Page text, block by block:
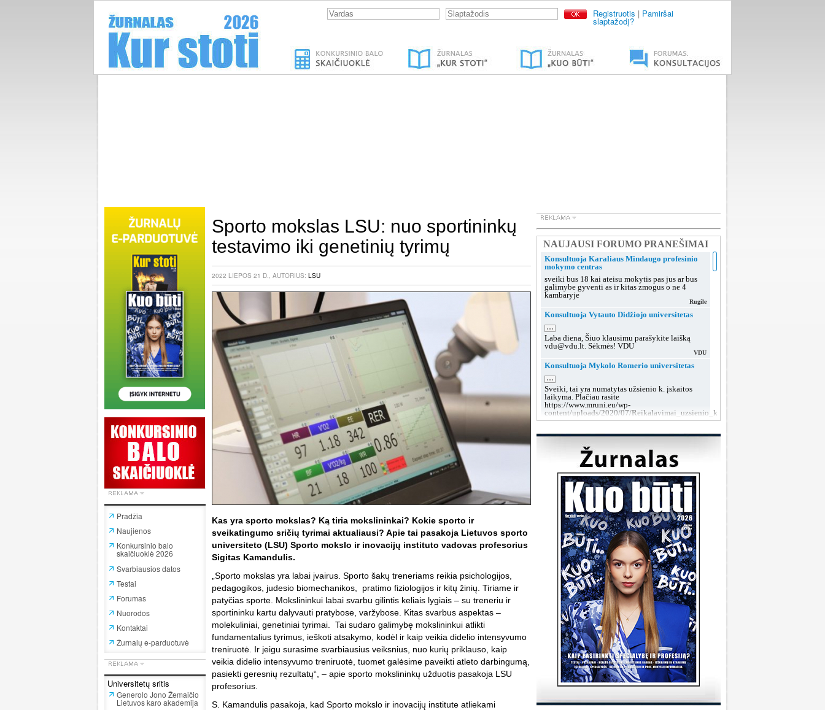
Registruotis | Pamiršai
slaptažodį?
Pradžia
Naujienos
Konkursinio balo
skaičiuoklė 2026
Svarbiausios datos
Testai
Forumas
Nuorodos
Kontaktai
Žurnalų e-parduotuvė
Universitetų sritis
Generolo Jono Žemaičio
Lietuvos karo akademija
Sporto mokslas LSU: nuo sportininkų
testavimo iki genetinių tyrimų
2022 LIEPOS 21 D., AUTORIUS: LSU
Kas yra sporto mokslas? Ką tiria mokslininkai? Kokie sporto ir
sveikatingumo sričių tyrimai aktualiausi? Apie tai pasakoja Lietuvos sporto
universiteto (LSU) Sporto mokslo ir inovacijų instituto vadovas profesorius
Sigitas Kamandulis.
„Sporto mokslas yra labai įvairus. Sporto šakų treneriams reikia psichologijos,
pedagogikos, judesio biomechanikos, pratimo fiziologijos ir kitų žinių. Tiriame ir
patyčias sporte. Mokslininkui labai svarbu gilintis keliais lygiais – su treneriu ir
sportininku kartu dalyvauti pratybose, varžybose. Kitas svarbus aspektas –
molekuliniai, genetiniai tyrimai. Tai sudaro galimybę mokslininkui atlikti
fundamentalius tyrimus, ieškoti atsakymo, kodėl ir kaip veikia didelio intensyvumo
treniruotė. Ir jeigu surasime svarbiausius veiksnius, nuo kurių priklauso, kaip
veikia didelio intensyvumo treniruotė, tuomet galėsime paveikti atleto darbingumą,
pasiekti geresnių rezultatų“, – apie sporto mokslininkų užduotis pasakoja LSU
profesorius.
S. Kamandulis pasakoja, kad Sporto mokslo ir inovacijų institute atliekami
Konsultuoja Karaliaus Mindaugo profesinio
mokymo centras
sveiki bus 18 kai ateisu mokytis pas jus ar bus
galimybe gyventi as ir kitas zmogus o ne 4
kambaryje
Rugile
Konsultuoja Vytauto Didžiojo universitetas
...
Laba diena, Šiuo klausimu parašykite laišką
vdu@vdu.lt. Sėkmės! VDU
VDU
Konsultuoja Mykolo Romerio universitetas
...
Sveiki, tai yra numatytas užsienio k. įskaitos
laikyma. Plačiau rasite
https://www.mruni.eu/wp-
content/uploads/2020/07/Reikalavimai_uzsienio_kalbos_iskaitai_2018.pdf
MRU konsultacijos
Konsultuoja Lietuvos sveikatos mokslų
Laba diena, tokiu klausimu rekomenduojame po
sutarties pasirašymo kreiptis į dekanatą prieš
grupių suformavimą arba teikti prašymą dėl
grupės keitimo, kai grupės jau bus aiškios.
LSMU SRT
Konsultuoja Klaipėdos valstybinė kolegija
Laba diena, taip, galite susisiekti su mumis šiais
kontaktais:
https://www.kvk.lt/stojantiesiems/priemimas-i-
studijas/
KVK
Konsultuoja Utenos kolegija
Sveiki, kada reikėtu kreiptis del užskaitymu
dalykų iš pabaigtos kolegijos/profesines
mokyklos ? Ir kur reikia kreiptis? Ačiū
Sveiki, kreiptis reikia prasidėjus studijų metams
į katedrą, kuriai priklauso Jūsų studijų programa.
Sėkmės
Sandra
Konsultuoja Klaipėdos universitetas
Šiuo metu į Geografijos studijų programą priimti
8 studentai.
Konsultuoja Vilniaus universitetas
NAUJAUSI FORUMO PRANEŠIMAI